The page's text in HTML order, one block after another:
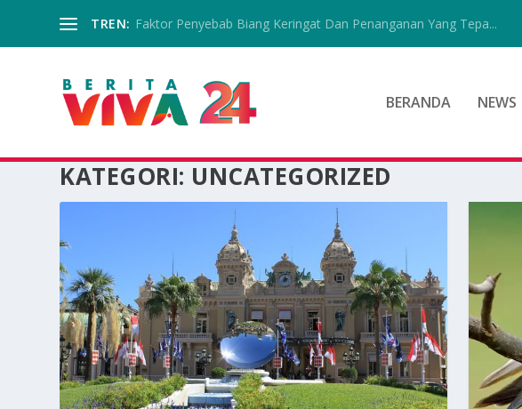
TREN: Faktor Penyebab Biang Keringat Dan Penanganan Yang Tepa...
BERANDA NEWS
KATEGORI: UNCATEGORIZED